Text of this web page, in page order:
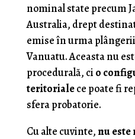
nominal state precum
Australia, drept
emise în urma
Vanuatu. Aceasta nu
procedurală, ci o
teritorialece poate fi
sfera probatorie.
Cu alte cuvinte,nu este